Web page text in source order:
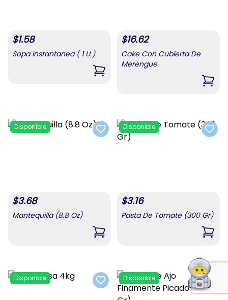
$1.58
Sopa Instantanea ( 1 U )
,Sopa Instantanea ( 1 U )
$16.62
Cake Con Cubierta De
Merengue
,
Add to favorites
Disponible
$3.68
Mantequilla (8.8 Oz)
,Mantequilla (8.8 Oz)
Add
Disponible
$3.16
Pasta De Tomate (300 Gr)
,
Add to favorites
Disponible
Add
Disponible